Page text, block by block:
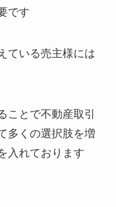
です
ている売主様には
ことで不動産取引
多くの選択肢を増
入れております